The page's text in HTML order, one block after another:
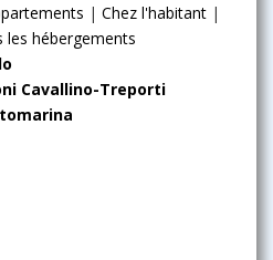
| Chez l'habitant |
les hébergements
Cavallino-Treporti